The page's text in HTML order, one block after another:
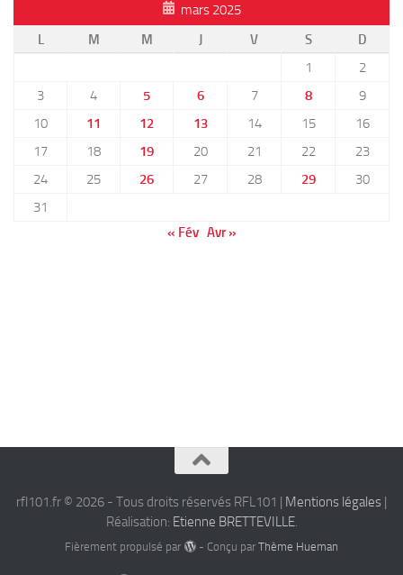
mars 2025
L
M M J V S
D
1
2
3
4 5 6 7 8
9
10
11 12 13 14 15
16
17
18 19 20 21 22
23
24
25 26 27 28 29
30
31
« Fév Avr »
rfl101.fr © 2026 - Tous droits réservés RFL101 | Mentions légales |
Réalisation: Etienne BRETTEVILLE.
Fièrement propulsé par - Conçu par Thème Hueman